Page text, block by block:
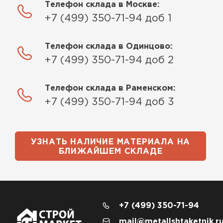
Телефон склада в Москве:
+7 (499) 350-71-94 доб 1
Телефон склада в Одинцово:
+7 (499) 350-71-94 доб 2
Телефон склада в Раменском:
+7 (499) 350-71-94 доб 3
УЗНАТЬ НАЛИЧИЕ МАТЕРИАЛА НА
БЛИЖАЙШЕМ СКЛАДЕ
+7 (499) 350-71-94
mail@metallshtaketnik.ru